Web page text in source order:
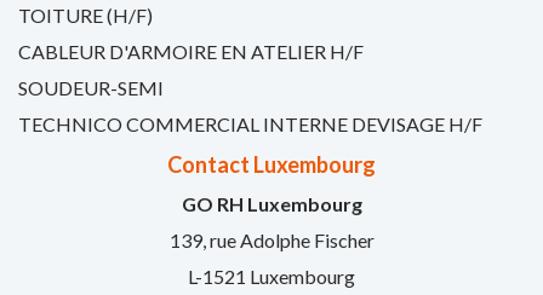
TOITURE (H/F)
CABLEUR D'ARMOIRE EN ATELIER H/F
SOUDEUR-SEMI
TECHNICO COMMERCIAL INTERNE DEVISAGE H/F
Contact Luxembourg
GO RH Luxembourg
139, rue Adolphe Fischer
L-1521 Luxembourg